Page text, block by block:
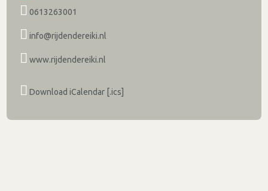
0613263001
info@rijdendereiki.nl
www.rijdendereiki.nl
Download iCalendar [.ics]